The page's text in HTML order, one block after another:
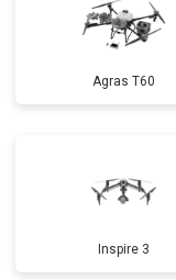
Agras T60
Inspire 3